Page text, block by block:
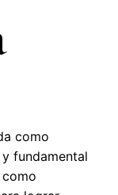
como
fundamental